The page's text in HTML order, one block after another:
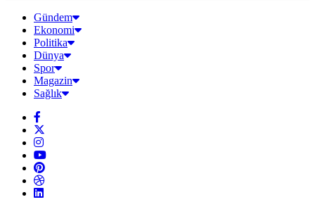
Gündem
Ekonomi
Politika
Dünya
Spor
Magazin
Sağlık